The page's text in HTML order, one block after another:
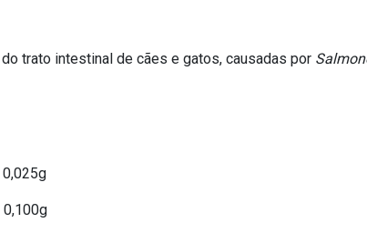
trato intestinal de cães e gatos, causadas por